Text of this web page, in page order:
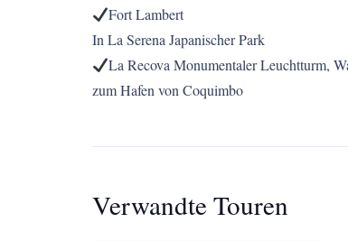
Fort Lambert
In La Serena Japanischer Park
La Recova Monumentaler Leuchtturm,
zum Hafen von Coquimbo
Verwandte Touren